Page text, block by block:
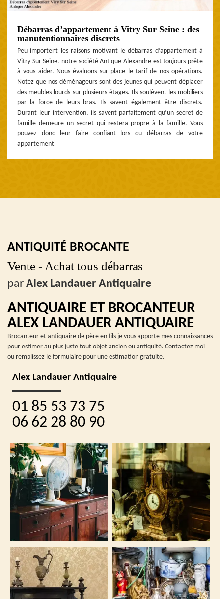
Débarras d’appartement à Vitry Sur Seine : des
manutentionnaires discrets
Peu importent les raisons motivant le débarras d’appartement à
Vitry Sur Seine, notre société Antique Alexandre est toujours prête
à vous aider. Nous évaluons sur place le tarif de nos opérations.
Notez que nos déménageurs sont des jeunes qui peuvent déplacer
des meubles lourds sur plusieurs étages. Ils soulèvent les mobiliers
par la force de leurs bras. Ils savent également être discrets.
Durant leur intervention, ils savent parfaitement qu’un secret de
famille demeure un secret qui restera propre à la famille. Vous
pouvez donc leur faire confiant lors du débarras de votre
appartement.
ANTIQUITÉ BROCANTE
Vente - Achat tous débarras
par Alex Landauer Antiquaire
ANTIQUAIRE ET BROCANTEUR
ALEX LANDAUER ANTIQUAIRE
Brocanteur et antiquaire de père en fils je vous apporte mes connaissances
pour estimer au plus juste tout objet ancien ou antiquité. Contactez moi
ou remplissez le formulaire pour une estimation gratuite.
Alex Landauer Antiquaire
01 85 53 73 75
06 62 28 80 90